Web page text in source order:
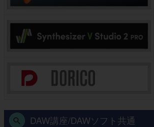
DAW講座/DAWソフト共通